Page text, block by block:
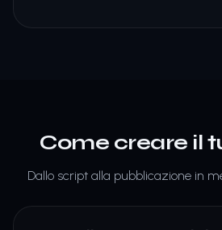
Come creare il
Dallo script alla pubblicazione in